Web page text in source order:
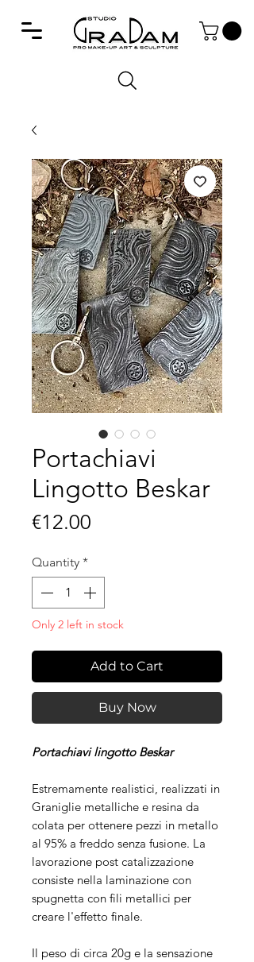
Portachiavi
Lingotto Beskar
€12.00
Quantity *
Only 2 left in stock
Add to Cart
Buy Now
Portachiavi lingotto Beskar
Estremamente realistici, realizzati in
Graniglie metalliche e resina da
colata per ottenere pezzi in metallo
al 95% a freddo senza fusione. La
lavorazione post catalizzazione
consiste nella laminazione con
spugnetta con fili metallici per
creare l'effetto finale.
Il peso di circa 20g e la sensazione